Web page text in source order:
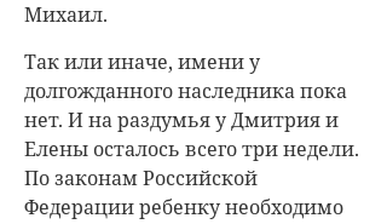
Михаил.
Так или иначе, имени у
долгожданного наследника пока
нет. И на раздумья у Дмитрия и
Елены осталось всего три недели.
По законам Российской
Федерации ребенку необходимо